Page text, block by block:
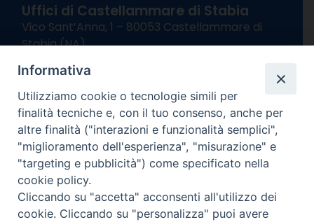
Uffici di Castellammare di Stabia
Vico Sant’Anna, 1 – 80053 Castellammare di
Stabia (NA)
tel. 0818714501
Giorni ed Orari Apertura Uffici:
Lunedì e Mercoledì ore 09:00 – 13:00
Uffici Matrimoni:
Lunedì e Mercoledì ore 09:30 – 12:30
seguici su
Channel
Informativa
Utilizziamo cookie o tecnologie simili per
finalità tecniche e, con il tuo consenso, anche per
altre finalità ("interazioni e funzionalità semplici",
"miglioramento dell'esperienza", "misurazione" e
"targeting e pubblicità") come specificato nella
cookie policy.
Cliccando su "accetta" acconsenti all'utilizzo dei
cookie. Cliccando su "personalizza" puoi avere